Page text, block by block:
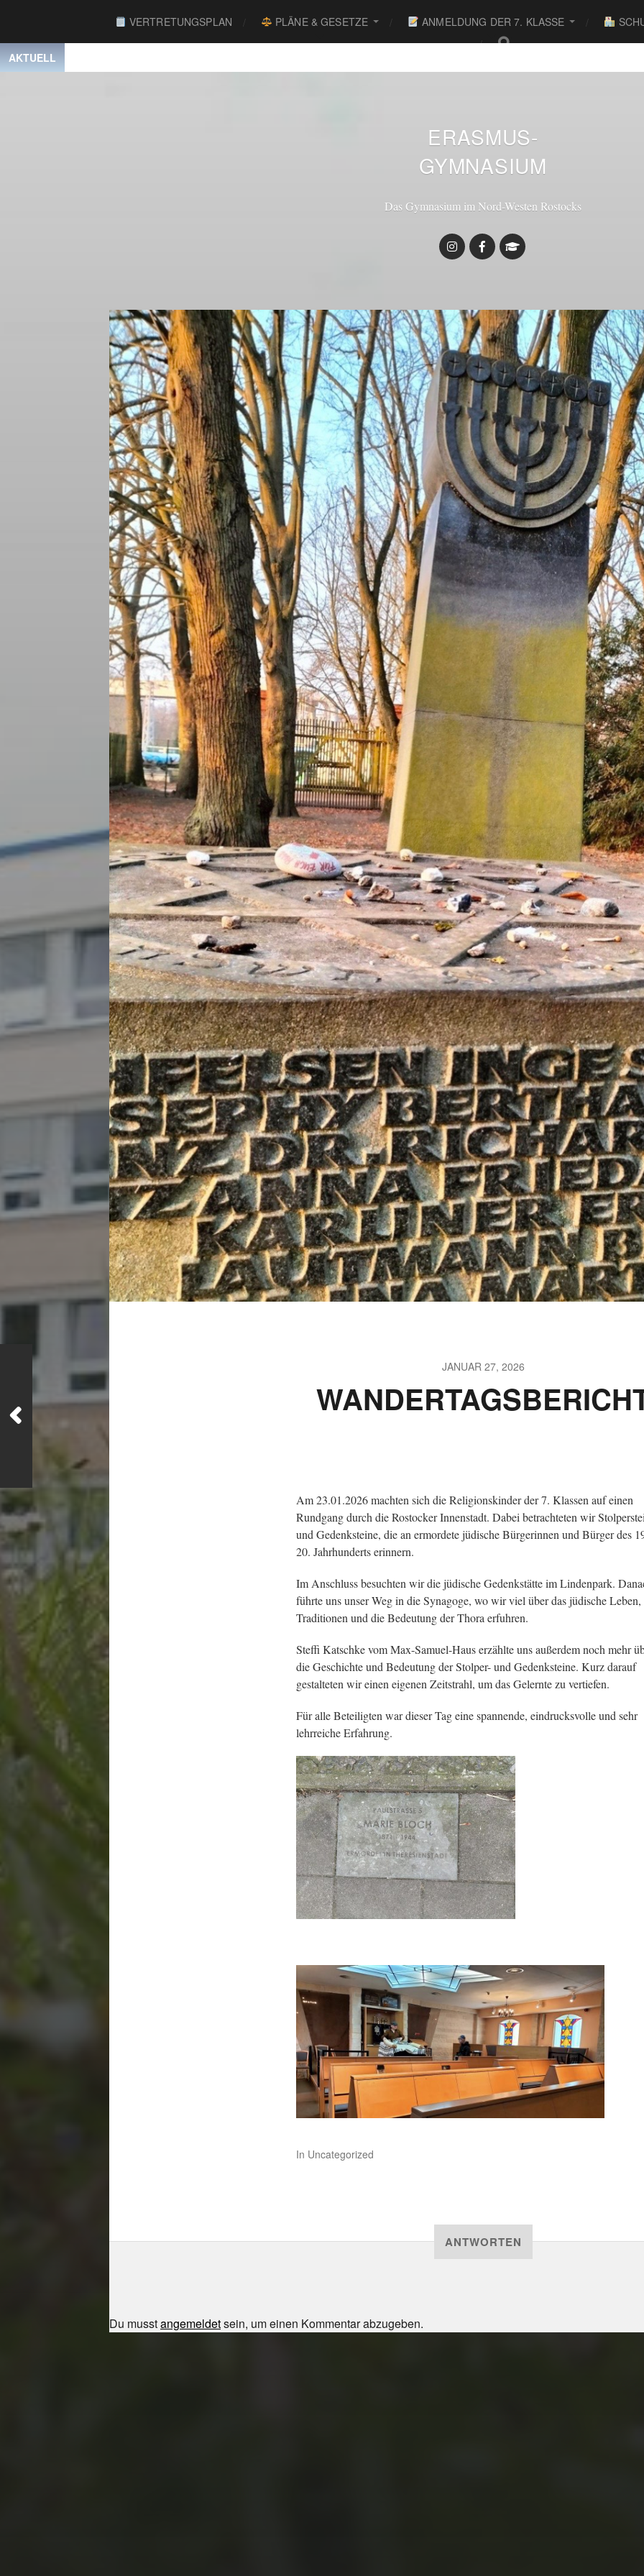
VERTRETUNGSPLAN PLÄNE & GESETZE ANMELDUNG DER 7. KLASSE
AKTUELL
ERASMUS-
GYMNASIUM
Das Gymnasium im Nord-Westen Rostocks
JANUAR 27, 2026
Am 23.01.2026 machten sich die Religionskinder der 7. Klassen auf einen
Rundgang durch die Rostocker Innenstadt. Dabei betrachteten wir
und Gedenksteine, die an ermordete jüdische Bürgerinnen und Bürger des
20. Jahrhunderts erinnern.
Im Anschluss besuchten wir die jüdische Gedenkstätte im Lindenpark.
führte uns unser Weg in die Synagoge, wo wir viel über das jüdische Leben,
Traditionen und die Bedeutung der Thora erfuhren.
Steffi Katschke vom Max-Samuel-Haus erzählte uns außerdem noch mehr
die Geschichte und Bedeutung der Stolper- und Gedenksteine. Kurz darauf
gestalteten wir einen eigenen Zeitstrahl, um das Gelernte zu vertiefen.
Für alle Beteiligten war dieser Tag eine spannende, eindrucksvolle und sehr
lehrreiche Erfahrung.
In Uncategorized
ANTWORTEN
Du musstangemeldetsein, um einen Kommentar abzugeben.